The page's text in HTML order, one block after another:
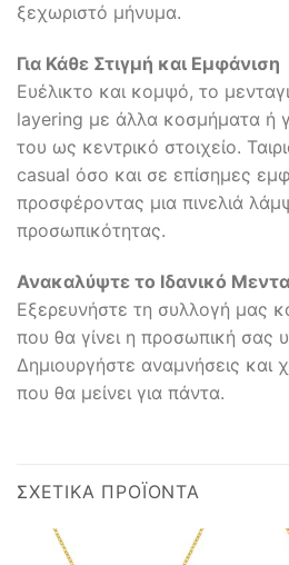
ξεχωριστό μήνυμα.
Για Κάθε Στιγμή και Εμφάνιση
Ευέλικτο και κομψό, το
layering με άλλα κοσμήματα ή
του ως κεντρικό στοιχείο.
casual όσο και σε επίσημες
προσφέροντας μια πινελιά
προσωπικότητας.
Ανακαλύψτε το Ιδανικό
Εξερευνήστε τη συλλογή μας
που θα γίνει η προσωπική σας
Δημιουργήστε αναμνήσεις και
που θα μείνει για πάντα.
ΣΧΕΤΙΚΆ ΠΡΟΪΌΝΤΑ